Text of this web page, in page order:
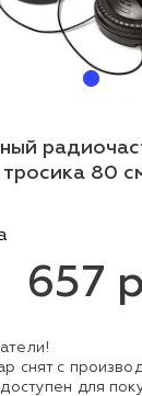
80
657
снят с
для